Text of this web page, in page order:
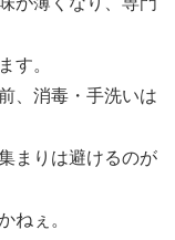
す。
、消毒・手洗いは
まりは避けるのが
ねぇ。